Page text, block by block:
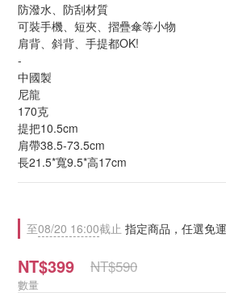
防潑水、防刮材質
可裝手機、短夾、摺疊傘等小物
肩背、斜背、手提都OK!
-
中國製
尼龍
170克
提把10.5cm
肩帶38.5-73.5cm
長21.5*寬9.5*高17cm
至08/20 16:00截止 指定商品，任選免
NT$399 NT$590
數量